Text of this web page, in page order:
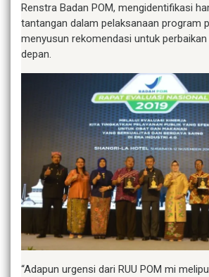
Renstra Badan POM, mengidentifikasi
tantangan dalam pelaksanaan program
menyusun rekomendasi untuk
depan.
“Adapun urgensi dari RUU POM mi